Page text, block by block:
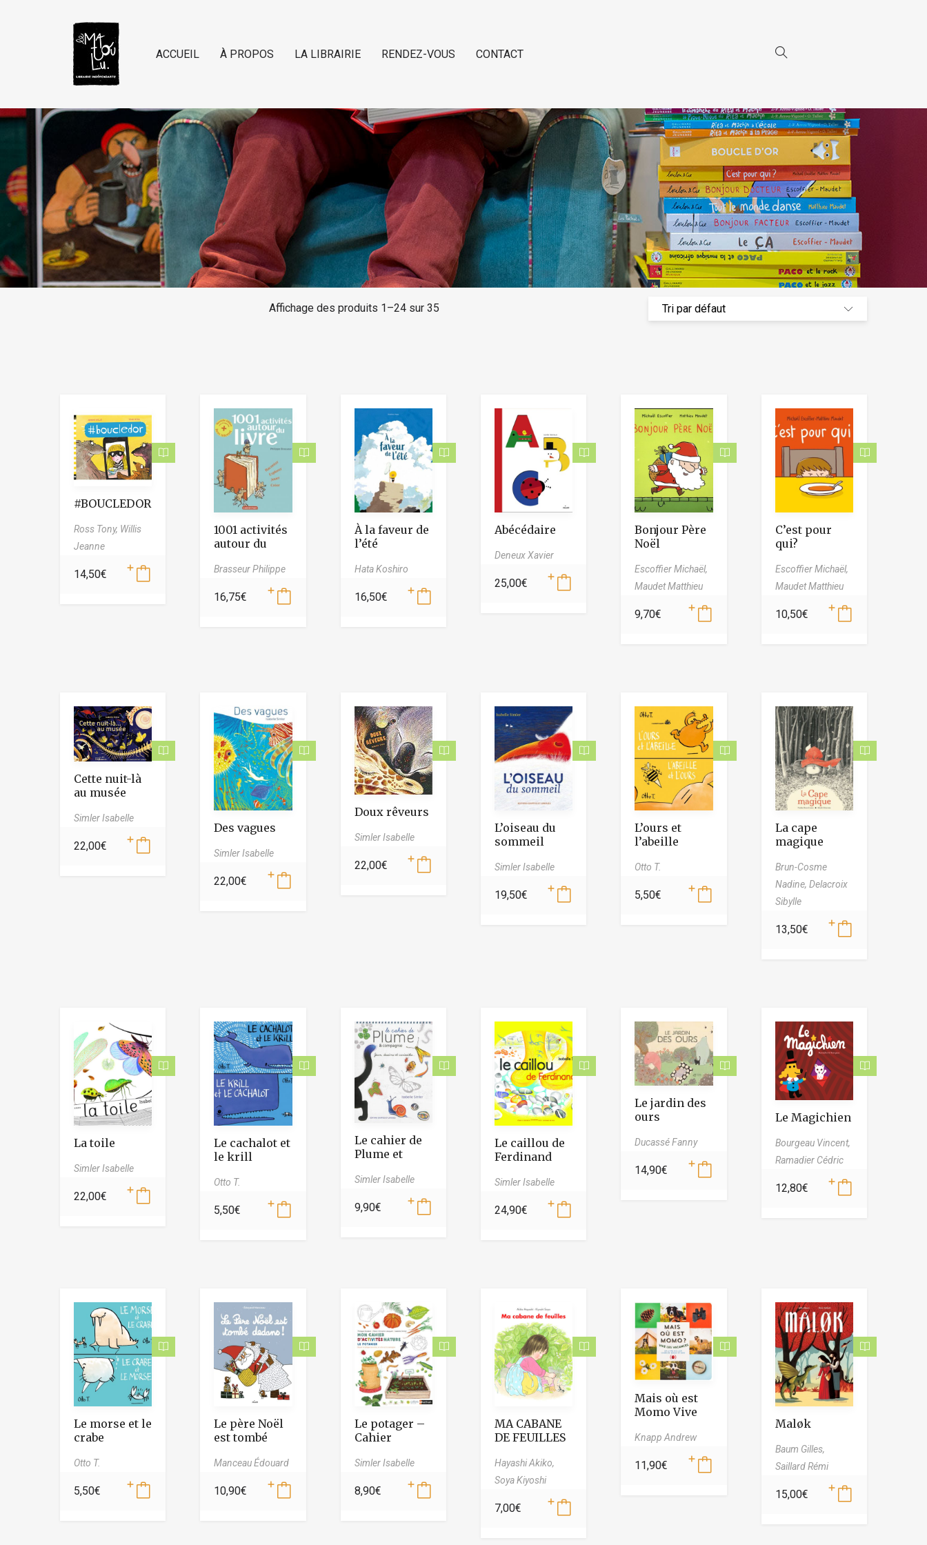
ACCUEIL À PROPOS LA LIBRAIRIE RENDEZ-VOUS CONTACT
Affichage des produits 1–24 sur 35
#BOUCLEDOR
Ross Tony, Willis
Jeanne
14,50€
1001 activités
autour du
Brasseur Philippe
16,75€
À la faveur de
l’été
Hata Koshiro
16,50€
Abécédaire
Deneux Xavier
25,00€
Bonjour Père
Noël
Escoffier Michaël,
Maudet Matthieu
9,70€
C’est pour
qui?
Escoffier Michaël,
Maudet Matthieu
10,50€
Cette nuit-là
au musée
Simler Isabelle
22,00€
Des vagues
Simler Isabelle
22,00€
Doux rêveurs
Simler Isabelle
22,00€
L’oiseau du
sommeil
Simler Isabelle
19,50€
L’ours et
l’abeille
Otto T.
5,50€
La cape
magique
Brun-Cosme
Nadine, Delacroix
Sibylle
13,50€
La toile
Simler Isabelle
22,00€
Le cachalot et
le krill
Otto T.
5,50€
Le cahier de
Plume et
Simler Isabelle
9,90€
Le caillou de
Ferdinand
Simler Isabelle
24,90€
Le jardin des
ours
Ducassé Fanny
14,90€
Le Magichien
Bourgeau Vincent,
Ramadier Cédric
12,80€
Le morse et le
crabe
Otto T.
5,50€
Le père Noël
est tombé
Manceau Édouard
10,90€
Le potager –
Cahier
et d’activités
Colibris – 4/7
ans
Simler Isabelle
8,90€
MA CABANE
DE FEUILLES
Hayashi Akiko,
Soya Kiyoshi
7,00€
Mais où est
Momo Vive
Knapp Andrew
11,90€
Maløk
Baum Gilles,
Saillard Rémi
15,00€